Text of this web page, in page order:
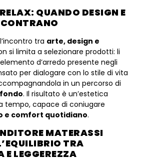
QUANDO DESIGN E
tra arte, design e
si limita a selezionare prodotti: li
d’arredo presente negli
per dialogare con lo stile di vita
in un percorso di
. Il risultato è un’estetica
tempo, capace di coniugare
e comfort quotidiano.
MATERASSI
TRA
E LEGGEREZZA